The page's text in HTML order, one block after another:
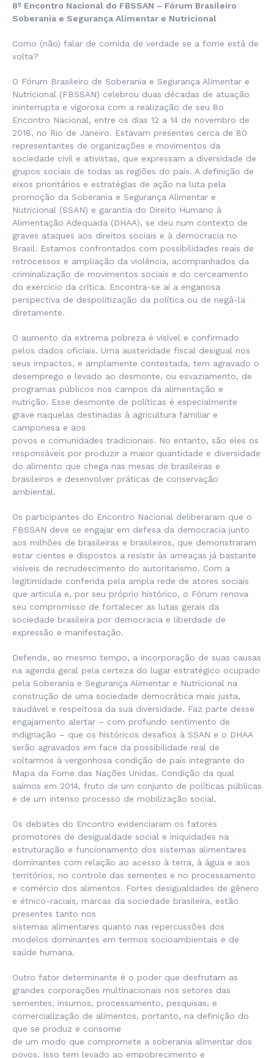
8º Encontro Nacional do FBSSAN – Fórum Brasileiro
Soberania e Segurança Alimentar e Nutricional
Como (não) falar de comida de verdade se a fome está de
volta?
O Fórum Brasileiro de Soberania e Segurança Alimentar e
Nutricional (FBSSAN) celebrou duas décadas de atuação
ininterrupta e vigorosa com a realização de seu 8o
Encontro Nacional, entre os dias 12 a 14 de novembro de
2018, no Rio de Janeiro. Estavam presentes cerca de 80
representantes de organizações e movimentos da
sociedade civil e ativistas, que expressam a diversidade de
grupos sociais de todas as regiões do país. A definição de
eixos prioritários e estratégias de ação na luta pela
promoção da Soberania e Segurança Alimentar e
Nutricional (SSAN) e garantia do Direito Humano à
Alimentação Adequada (DHAA), se deu num contexto de
graves ataques aos direitos sociais e à democracia no
Brasil. Estamos confrontados com possibilidades reais de
retrocessos e ampliação da violência, acompanhados da
criminalização de movimentos sociais e do cerceamento
do exercício da crítica. Encontra-se aí a enganosa
perspectiva de despolitização da política ou de negá-la
diretamente.
O aumento da extrema pobreza é visível e confirmado
pelos dados oficiais. Uma austeridade fiscal desigual nos
seus impactos, e amplamente contestada, tem agravado o
desemprego e levado ao desmonte, ou esvaziamento, de
programas públicos nos campos da alimentação e
nutrição. Esse desmonte de políticas é especialmente
grave naquelas destinadas à agricultura familiar e
camponesa e aos
povos e comunidades tradicionais. No entanto, são eles os
responsáveis por produzir a maior quantidade e diversidade
do alimento que chega nas mesas de brasileiras e
brasileiros e desenvolver práticas de conservação
ambiental.
Os participantes do Encontro Nacional deliberaram que o
FBSSAN deve se engajar em defesa da democracia junto
aos milhões de brasileiras e brasileiros, que demonstraram
estar cientes e dispostos a resistir às ameaças já bastante
visíveis de recrudescimento do autoritarismo. Com a
legitimidade conferida pela ampla rede de atores sociais
que articula e, por seu próprio histórico, o Fórum renova
seu compromisso de fortalecer as lutas gerais da
sociedade brasileira por democracia e liberdade de
expressão e manifestação.
Defende, ao mesmo tempo, a incorporação de suas causas
na agenda geral pela certeza do lugar estratégico ocupado
pela Soberania e Segurança Alimentar e Nutricional na
construção de uma sociedade democrática mais justa,
saudável e respeitosa da sua diversidade. Faz parte desse
engajamento alertar – com profundo sentimento de
indignação – que os históricos desafios à SSAN e o DHAA
serão agravados em face da possibilidade real de
voltarmos à vergonhosa condição de país integrante do
Mapa da Fome das Nações Unidas. Condição da qual
saímos em 2014, fruto de um conjunto de políticas públicas
e de um intenso processo de mobilização social.
Os debates do Encontro evidenciaram os fatores
promotores de desigualdade social e iniquidades na
estruturação e funcionamento dos sistemas alimentares
dominantes com relação ao acesso à terra, à água e aos
territórios, no controle das sementes e no processamento
e comércio dos alimentos. Fortes desigualdades de gênero
e étnico-raciais, marcas da sociedade brasileira, estão
presentes tanto nos
sistemas alimentares quanto nas repercussões dos
modelos dominantes em termos socioambientais e de
saúde humana.
Outro fator determinante é o poder que desfrutam as
grandes corporações multinacionais nos setores das
sementes, insumos, processamento, pesquisas, e
comercialização de alimentos, portanto, na definição do
que se produz e consome
de um modo que compromete a soberania alimentar dos
povos. Isso tem levado ao empobrecimento e